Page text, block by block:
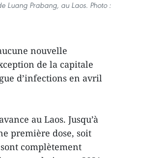
Luang Prabang, au Laos. Photo :
nouvelle
de la capitale
d’infections en avril
au Laos. Jusqu’à
première dose, soit
complètement